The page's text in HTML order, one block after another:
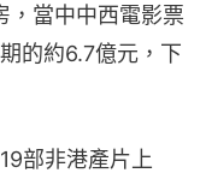
，當中中西電影票
的約6.7億元，下
部非港產片上